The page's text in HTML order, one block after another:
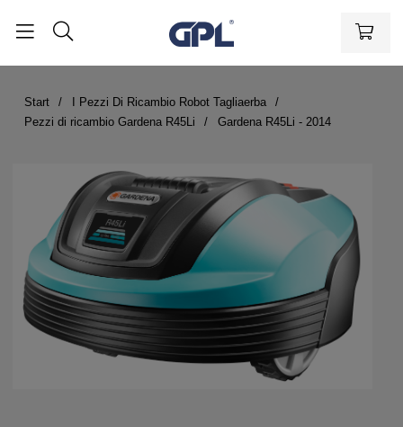
Start
I Pezzi Di Ricambio Robot Tagliaerba
Pezzi di ricambio Gardena R45Li
Gardena R45Li - 2014